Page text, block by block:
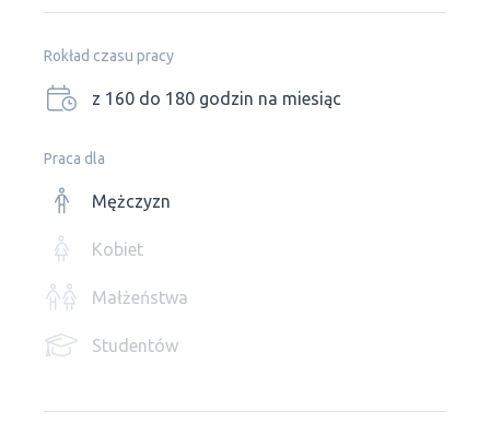
Rokład czasu pracy
z 160 do 180 godzin na miesiąc
Praca dla
Mężczyzn
Kobiet
Małżeństwa
Studentów